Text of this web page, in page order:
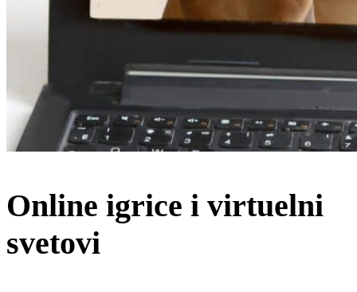
Online igrice i virtuelni
svetovi